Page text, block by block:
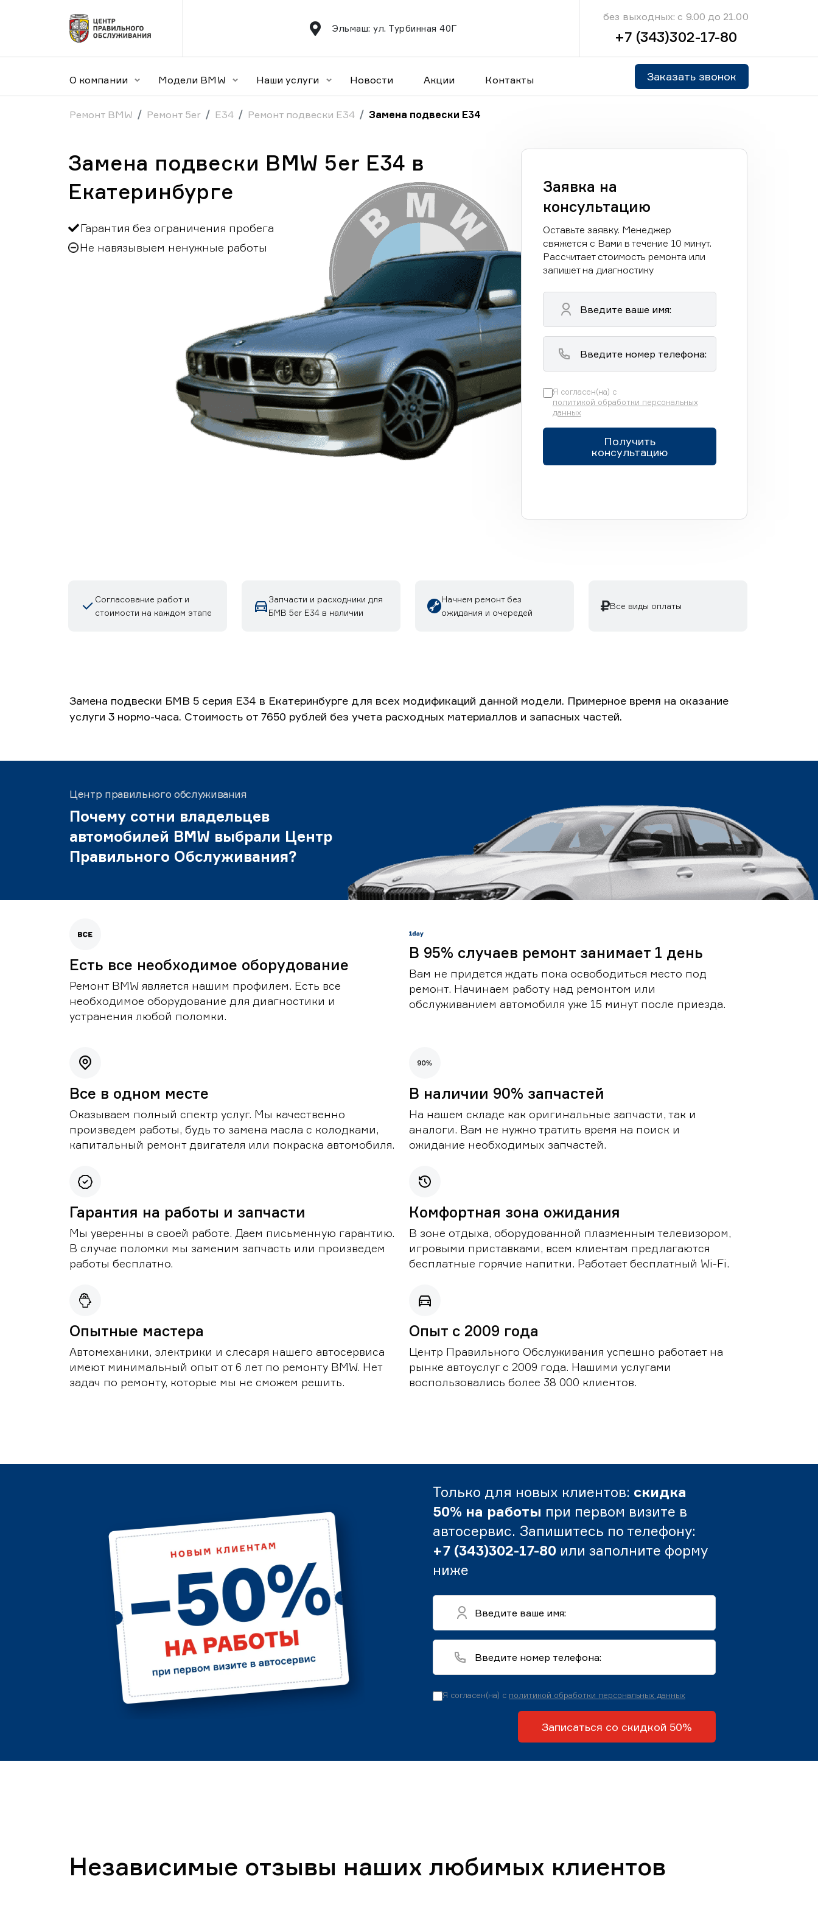
Эльмаш: ул. Турбинная 40Г
без выходных: с 9.00 до 21.00
+7 (343)302-17-80
О компании Модели BMW Наши услуги Новости Акции Контакты Заказать звонок
Ремонт BMW Ремонт 5er E34 Ремонт подвески E34 Замена подвески E34
Замена подвески BMW 5er E34 в
Екатеринбурге
Гарантия без ограничения пробега
Не навязывыем ненужные работы
Заявка на
консультацию
Оставьте заявку. Менеджер
свяжется с Вами в течение 10 минут.
Рассчитает стоимость ремонта или
запишет на диагностику
Я согласен(на) с
политикой обработки персональных
данных
Получить
консультацию
Согласование работ и
стоимости на каждом этапе
Запчасти и расходники для
БМВ 5er E34 в наличии
Начнем ремонт без
ожидания и очередей
Все виды оплаты
Замена подвески БМВ 5 серия E34 в Екатеринбурге для всех модификаций данной модели. Примерное время на оказание
услуги 3 нормо-часа. Стоимость от 7650 рублей без учета расходных материаллов и запасных частей.
Центр правильного обслуживания
Почему сотни владельцев
автомобилей BMW выбрали Центр
Правильного Обслуживания?
Есть все необходимое оборудование
Ремонт BMW является нашим профилем. Есть все
необходимое оборудование для диагностики и
устранения любой поломки.
В 95% случаев ремонт занимает 1 день
Вам не придется ждать пока освободиться место под
ремонт. Начинаем работу над ремонтом или
обслуживанием автомобиля уже 15 минут после приезда.
Все в одном месте
Оказываем полный спектр услуг. Мы качественно
произведем работы, будь то замена масла с колодками,
капитальный ремонт двигателя или покраска автомобиля.
В наличии 90% запчастей
На нашем складе как оригинальные запчасти, так и
аналоги. Вам не нужно тратить время на поиск и
ожидание необходимых запчастей.
Гарантия на работы и запчасти
Мы уверенны в своей работе. Даем письменную гарантию.
В случае поломки мы заменим запчасть или произведем
работы бесплатно.
Комфортная зона ожидания
В зоне отдыха, оборудованной плазменным телевизором,
игровыми приставками, всем клиентам предлагаются
бесплатные горячие напитки. Работает бесплатный Wi-Fi.
Опытные мастера
Автомеханики, электрики и слесаря нашего автосервиса
имеют минимальный опыт от 6 лет по ремонту BMW. Нет
задач по ремонту, которые мы не сможем решить.
Опыт с 2009 года
Центр Правильного Обслуживания успешно работает на
рынке автоуслуг с 2009 года. Нашими услугами
воспользовались более 38 000 клиентов.
Только для новых клиентов: скидка
50% на работы при первом визите в
автосервис. Запишитесь по телефону:
+7 (343)302-17-80 или заполните форму
ниже
Я согласен(на) с политикой обработки персональных данных
Записаться со скидкой 50%
Независимые отзывы наших любимых клиентов